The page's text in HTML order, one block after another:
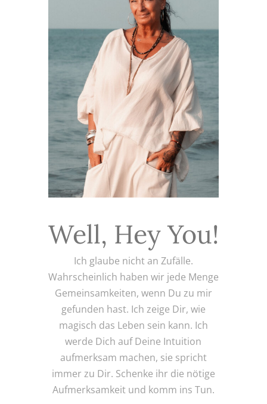
Well, Hey You!
Ich glaube nicht an Zufälle.
Wahrscheinlich haben wir jede Menge
Gemeinsamkeiten, wenn Du zu mir
gefunden hast. Ich zeige Dir, wie
magisch das Leben sein kann. Ich
werde Dich auf Deine Intuition
aufmerksam machen, sie spricht
immer zu Dir. Schenke ihr die nötige
Aufmerksamkeit und komm ins Tun.